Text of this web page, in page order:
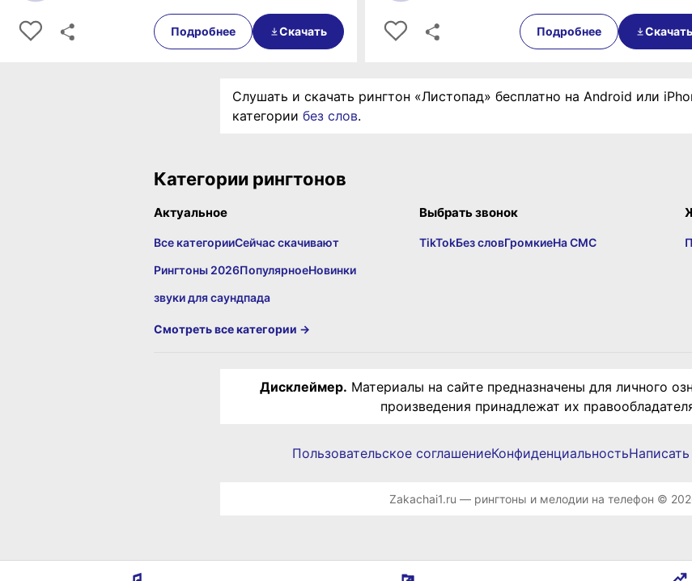
00:32
Подробнее Скачать
00:12
Подробнее Скачать
Слушать и скачать рингтон «Листопад» бесплатно на Android или
категории без слов.
Категории рингтонов
Актуальное
Все категорииСейчас скачивают
Рингтоны 2026ПопулярноеНовинки
звуки для саундпада
Выбрать звонок
TikTokБез словГромкиеНа СМС
Смотреть все категории →
Дисклеймер. Материалы на сайте предназначены для личного
произведения принадлежат их
Пользовательское соглашениеКонфиденциальность
Zakachai1.ru — рингтоны и мелодии на телефон ©